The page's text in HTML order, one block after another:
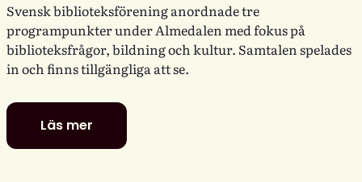
Svensk biblioteksförening anordnade tre
programpunkter under Almedalen med fokus på
biblioteksfrågor, bildning och kultur. Samtalen spelades
in och finns tillgängliga att se.
Läs mer
Se
Svensk